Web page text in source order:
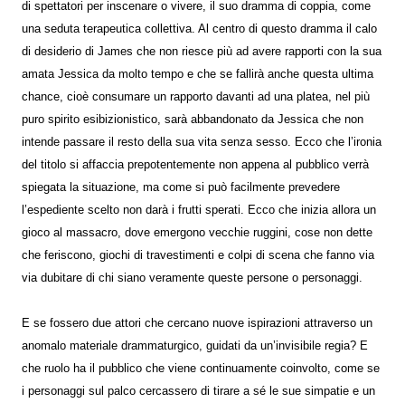
di spettatori per inscenare o vivere, il suo dramma di coppia, come
una seduta terapeutica collettiva. Al centro di questo dramma il calo
di desiderio di James che non riesce più ad avere rapporti con la sua
amata Jessica da molto tempo e che se fallirà anche questa ultima
chance, cioè consumare un rapporto davanti ad una platea, nel più
puro spirito esibizionistico, sarà abbandonato da Jessica che non
intende passare il resto della sua vita senza sesso. Ecco che l’ironia
del titolo si affaccia prepotentemente non appena al pubblico verrà
spiegata la situazione, ma come si può facilmente prevedere
l’espediente scelto non darà i frutti sperati. Ecco che inizia allora un
gioco al massacro, dove emergono vecchie ruggini, cose non dette
che feriscono, giochi di travestimenti e colpi di scena che fanno via
via dubitare di chi siano veramente queste persone o personaggi.
E se fossero due attori che cercano nuove ispirazioni attraverso un
anomalo materiale drammaturgico, guidati da un’invisibile regia? E
che ruolo ha il pubblico che viene continuamente coinvolto, come se
i personaggi sul palco cercassero di tirare a sé le sue simpatie e un